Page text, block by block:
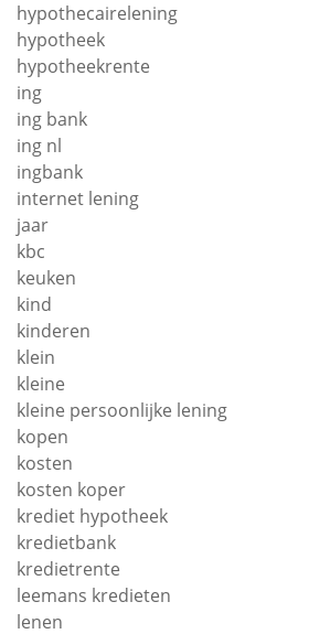
hypothecairelening
hypotheek
hypotheekrente
ing
ing bank
ing nl
ingbank
internet lening
jaar
kbc
keuken
kind
kinderen
klein
kleine
kleine persoonlijke lening
kopen
kosten
kosten koper
krediet hypotheek
kredietbank
kredietrente
leemans kredieten
lenen